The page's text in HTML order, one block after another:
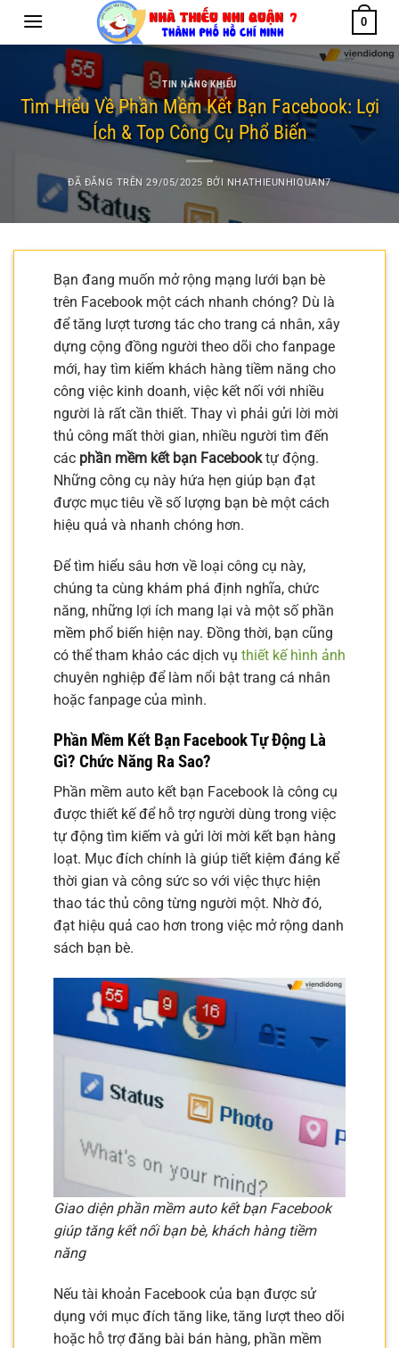
0
TIN NĂNG KHIẾU
Tìm Hiểu Về Phần Mềm Kết Bạn Facebook: Lợi
Ích & Top Công Cụ Phổ Biến
ĐÃ ĐĂNG TRÊN29/05/2025 BỞI NHATHIEUNHIQUAN7
Bạn đang muốn mở rộng mạng lưới bạn bè
trên Facebook một cách nhanh chóng? Dù là
để tăng lượt tương tác cho trang cá nhân, xây
dựng cộng đồng người theo dõi cho fanpage
mới, hay tìm kiếm khách hàng tiềm năng cho
công việc kinh doanh, việc kết nối với nhiều
người là rất cần thiết. Thay vì phải gửi lời mời
thủ công mất thời gian, nhiều người tìm đến
các phần mềm kết bạn Facebooktự động.
Những công cụ này hứa hẹn giúp bạn đạt
được mục tiêu về số lượng bạn bè một cách
hiệu quả và nhanh chóng hơn.
Để tìm hiểu sâu hơn về loại công cụ này,
chúng ta cùng khám phá định nghĩa, chức
năng, những lợi ích mang lại và một số phần
mềm phổ biến hiện nay. Đồng thời, bạn cũng
có thể tham khảo các dịch vụ thiết kế hình ảnh
chuyên nghiệp để làm nổi bật trang cá nhân
hoặc fanpage của mình.
Phần Mềm Kết Bạn Facebook Tự Động Là
Gì? Chức Năng Ra Sao?
Phần mềm auto kết bạn Facebook là công cụ
được thiết kế để hỗ trợ người dùng trong việc
tự động tìm kiếm và gửi lời mời kết bạn hàng
loạt. Mục đích chính là giúp tiết kiệm đáng kể
thời gian và công sức so với việc thực hiện
thao tác thủ công từng người một. Nhờ đó,
đạt hiệu quả cao hơn trong việc mở rộng danh
sách bạn bè.
Giao diện phần mềm auto kết bạn Facebook
giúp tăng kết nối bạn bè, khách hàng tiềm
năng
Nếu tài khoản Facebook của bạn được sử
dụng với mục đích tăng like, tăng lượt theo dõi
hoặc hỗ trợ đăng bài bán hàng, phần mềm